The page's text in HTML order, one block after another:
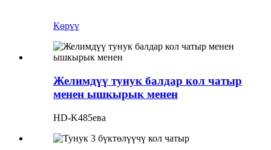
Көрүү
Желимдүү тунук балдар кол чатыр
менен ышкырык менен
HD-K485ева